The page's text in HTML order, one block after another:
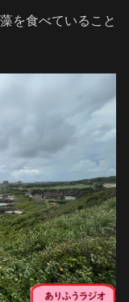
を食べていること